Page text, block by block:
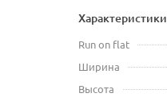
Характеристики
Run on flat
Ширина
Высота